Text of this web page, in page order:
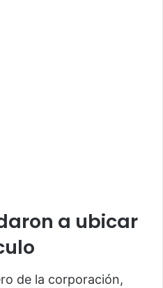
a ubicar
de la corporación,